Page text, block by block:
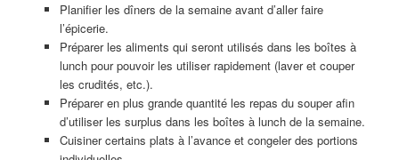
Planifier les dîners de la semaine avant d’aller faire
l’épicerie.
Préparer les aliments qui seront utilisés dans les boîtes à
lunch pour pouvoir les utiliser rapidement (laver et couper
les crudités, etc.).
Préparer en plus grande quantité les repas du souper afin
d’utiliser les surplus dans les boîtes à lunch de la semaine.
Cuisiner certains plats à l’avance et congeler des portions